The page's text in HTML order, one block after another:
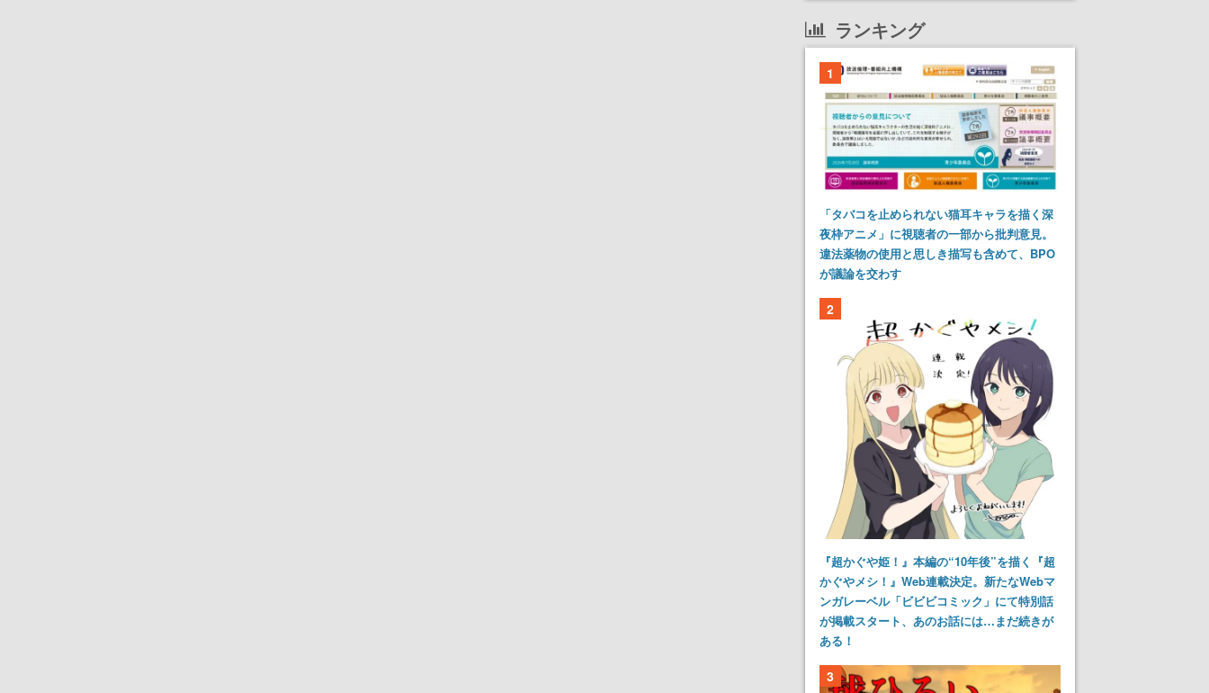
ランキング
1
「タバコを止められない猫耳キャラを描く深
夜枠アニメ」に視聴者の一部から批判意見。
違法薬物の使用と思しき描写も含めて、BPO
が議論を交わす
2
『超かぐや姫！』本編の“10年後”を描く『超
かぐやメシ！』Web連載決定。新たなWebマ
ンガレーベル「ビビビコミック」にて特別話
が掲載スタート、あのお話には…まだ続きが
ある！
3